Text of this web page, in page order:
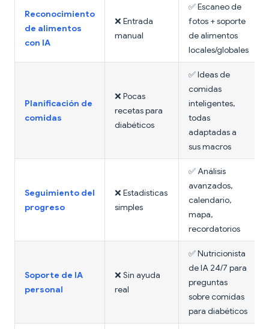
Reconocimiento
de alimentos
con IA
❌ Entrada
manual
✅ Escaneo de
fotos + soporte
de alimentos
locales/globales
Planificación de
comidas
❌ Pocas
recetas para
diabéticos
✅ Ideas de
comidas
inteligentes,
todas
adaptadas a
sus macros
Seguimiento del
progreso
❌ Estadísticas
simples
✅ Análisis
avanzados,
calendario,
mapa,
recordatorios
Soporte de IA
personal
❌ Sin ayuda
real
✅ Nutricionista
de IA 24/7 para
preguntas
sobre comidas
para diabéticos